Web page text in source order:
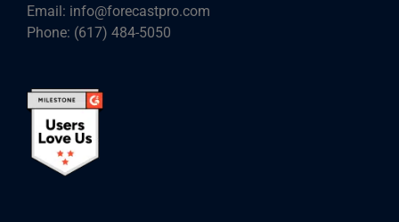
Email: info@forecastpro.com
Phone: (617) 484-5050